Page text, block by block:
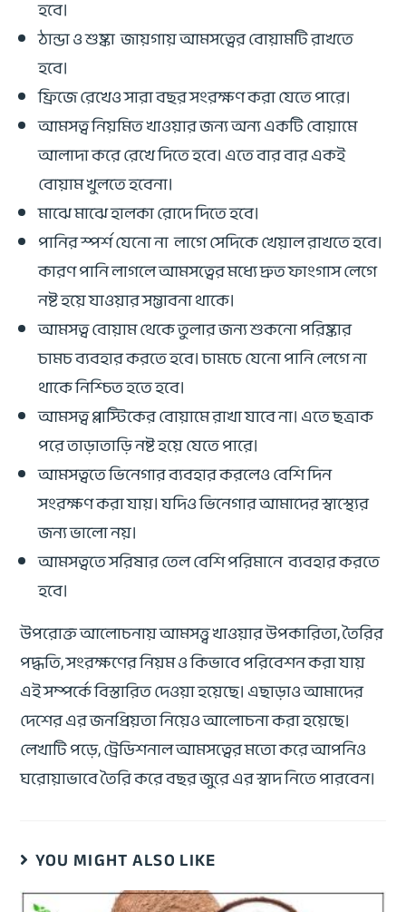
হবে।
ঠান্ডা ও শুষ্কা জায়গায় আমসত্বের বোয়ামটি রাখতে
হবে।
ফ্রিজে রেখেও সারা বছর সংরক্ষণ করা যেতে পারে।
আমসত্ব নিয়মিত খাওয়ার জন্য অন্য একটি বোয়ামে
আলাদা করে রেখে দিতে হবে। এতে বার বার একই
বোয়াম খুলতে হবেনা।
মাঝে মাঝে হালকা রোদে দিতে হবে।
পানির স্পর্শ যেনো না লাগে সেদিকে খেয়াল রাখতে হবে।
কারণ পানি লাগলে আমসত্বের মধ্যে দ্রুত ফাংগাস লেগে
নষ্ট হয়ে যাওয়ার সম্ভাবনা থাকে।
আমসত্ব বোয়াম থেকে তুলার জন্য শুকনো পরিষ্কার
চামচ ব্যবহার করতে হবে। চামচে যেনো পানি লেগে না
থাকে নিশ্চিত হতে হবে।
আমসত্ব প্লাস্টিকের বোয়ামে রাখা যাবে না। এতে ছত্রাক
পরে তাড়াতাড়ি নষ্ট হয়ে যেতে পারে।
আমসত্বতে ভিনেগার ব্যবহার করলেও বেশি দিন
সংরক্ষণ করা যায়। যদিও ভিনেগার আমাদের স্বাস্থ্যের
জন্য ভালো নয়।
আমসত্বতে সরিষার তেল বেশি পরিমানে ব্যবহার করতে
হবে।
উপরোক্ত আলোচনায় আমসত্ত্ব খাওয়ার উপকারিতা, তৈরির
পদ্ধতি, সংরক্ষণের নিয়ম ও কিভাবে পরিবেশন করা যায়
এই সম্পর্কে বিস্তারিত দেওয়া হয়েছে। এছাড়াও আমাদের
দেশের এর জনপ্রিয়তা নিয়েও আলোচনা করা হয়েছে।
লেখাটি পড়ে, ট্রেডিশনাল আমসত্বের মতো করে আপনিও
ঘরোয়াভাবে তৈরি করে বছর জুরে এর স্বাদ নিতে পারবেন।
YOU MIGHT ALSO LIKE